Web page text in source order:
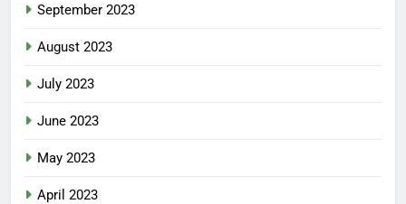
September 2023
August 2023
July 2023
June 2023
May 2023
April 2023